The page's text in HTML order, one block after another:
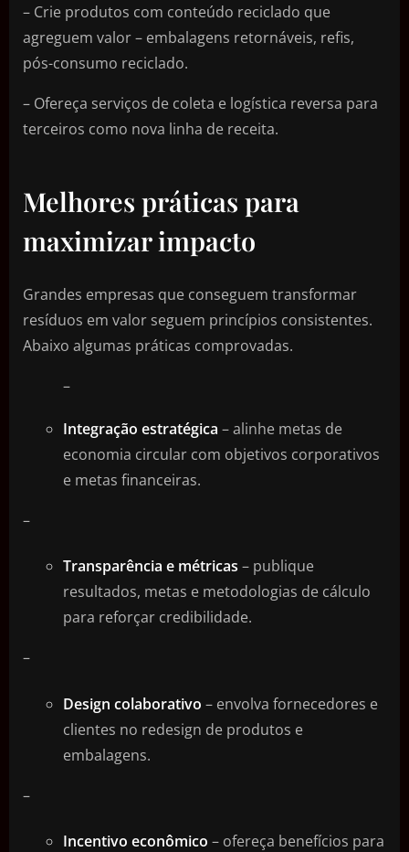
– Crie produtos com conteúdo reciclado que
agreguem valor – embalagens retornáveis, refis,
pós-consumo reciclado.
– Ofereça serviços de coleta e logística reversa para
terceiros como nova linha de receita.
Melhores práticas para
maximizar impacto
Grandes empresas que conseguem transformar
resíduos em valor seguem princípios consistentes.
Abaixo algumas práticas comprovadas.
–
Integração estratégica – alinhe metas de
economia circular com objetivos corporativos
e metas financeiras.
–
Transparência e métricas – publique
resultados, metas e metodologias de cálculo
para reforçar credibilidade.
–
Design colaborativo – envolva fornecedores e
clientes no redesign de produtos e
embalagens.
–
Incentivo econômico – ofereça benefícios para